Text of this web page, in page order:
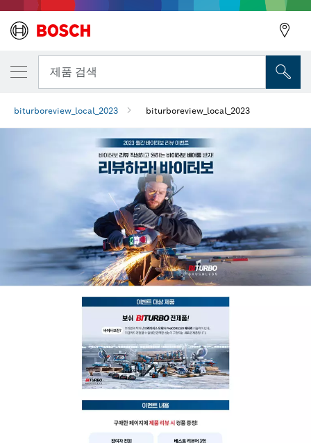
제품 검색
biturboreview_local_2023 biturboreview_local_2023